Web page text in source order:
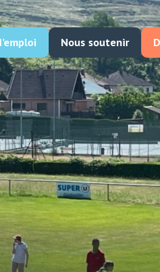
Enfance
crèche Saint Côme
d’Enfants Saint Joseph
Institut
Nous soutenir